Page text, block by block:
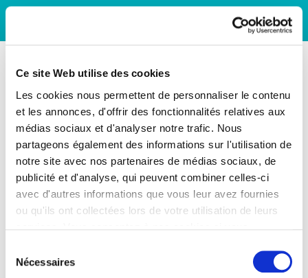
Ce site Web utilise des cookies
Les cookies nous permettent de personnaliser le contenu
et les annonces, d'offrir des fonctionnalités relatives aux
médias sociaux et d'analyser notre trafic. Nous
partageons également des informations sur l'utilisation de
notre site avec nos partenaires de médias sociaux, de
publicité et d'analyse, qui peuvent combiner celles-ci
avec d'autres informations que vous leur avez fournies
ou qu'ils ont collectées lors de votre utilisation de leurs
Nécessaires